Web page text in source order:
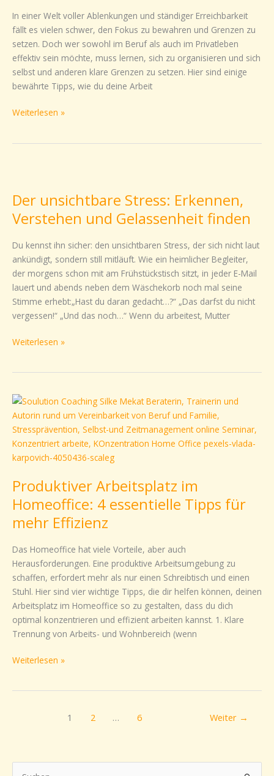
In einer Welt voller Ablenkungen und ständiger Erreichbarkeit
fällt es vielen schwer, den Fokus zu bewahren und Grenzen zu
setzen. Doch wer sowohl im Beruf als auch im Privatleben
effektiv sein möchte, muss lernen, sich zu organisieren und sich
selbst und anderen klare Grenzen zu setzen. Hier sind einige
bewährte Tipps, wie du deine Arbeit
gelingt
dir
der
stressfreie
Arbeitsalltag
Weiterlesen »
Der unsichtbare Stress: Erkennen,
Verstehen und Gelassenheit finden
Du kennst ihn sicher: den unsichtbaren Stress, der sich nicht laut
ankündigt, sondern still mitläuft. Wie ein heimlicher Begleiter,
der morgens schon mit am Frühstückstisch sitzt, in jeder E-Mail
lauert und abends neben dem Wäschekorb noch mal seine
Stimme erhebt:„Hast du daran gedacht…?“ „Das darfst du nicht
vergessen!“ „Und das noch…“ Wenn du arbeitest, Mutter
Stress:
Erkennen,
Verstehen
und
Gelassenheit
finden
Weiterlesen »
Produktiver Arbeitsplatz im
Homeoffice: 4 essentielle Tipps für
mehr Effizienz
Das Homeoffice hat viele Vorteile, aber auch
Herausforderungen. Eine produktive Arbeitsumgebung zu
schaffen, erfordert mehr als nur einen Schreibtisch und einen
Stuhl. Hier sind vier wichtige Tipps, die dir helfen können, deinen
Arbeitsplatz im Homeoffice so zu gestalten, dass du dich
optimal konzentrieren und effizient arbeiten kannst. 1. Klare
Trennung von Arbeits- und Wohnbereich (wenn
Produktiver
Arbeitsplatz
im
Homeoffice:
4
Tipps
für
mehr
Effizienz
Weiterlesen »
1 2 … 6 Weiter →